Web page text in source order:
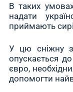
В таких
надати
приймають
У цю сніжну
опускається
євро,
допомогти